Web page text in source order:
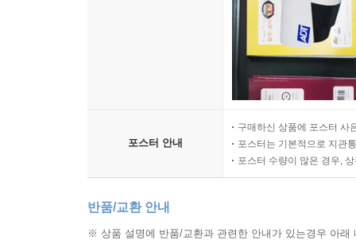
포스터 안내
구매하신 상품에 포스터 사
포스터는 기본적으로 지관
포스터 수량이 많은 경우,
반품/교환 안내
※ 상품 설명에 반품/교환과 관련한 안내가 있는경우 아